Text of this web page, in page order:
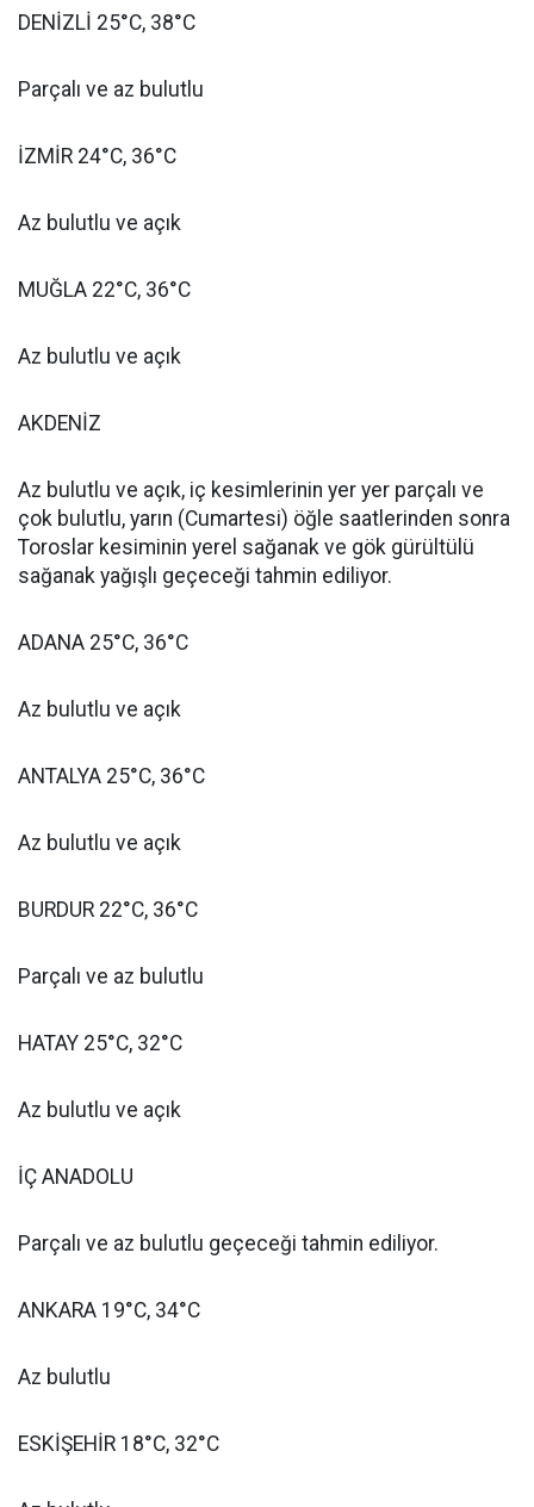
DENİZLİ 25°C, 38°C
Parçalı ve az bulutlu
İZMİR 24°C, 36°C
Az bulutlu ve açık
MUĞLA 22°C, 36°C
Az bulutlu ve açık
AKDENİZ
Az bulutlu ve açık, iç kesimlerinin yer yer parçalı ve
çok bulutlu, yarın (Cumartesi) öğle saatlerinden sonra
Toroslar kesiminin yerel sağanak ve gök gürültülü
sağanak yağışlı geçeceği tahmin ediliyor.
ADANA 25°C, 36°C
Az bulutlu ve açık
ANTALYA 25°C, 36°C
Az bulutlu ve açık
BURDUR 22°C, 36°C
Parçalı ve az bulutlu
HATAY 25°C, 32°C
Az bulutlu ve açık
İÇ ANADOLU
Parçalı ve az bulutlu geçeceği tahmin ediliyor.
ANKARA 19°C, 34°C
Az bulutlu
ESKİŞEHİR 18°C, 32°C